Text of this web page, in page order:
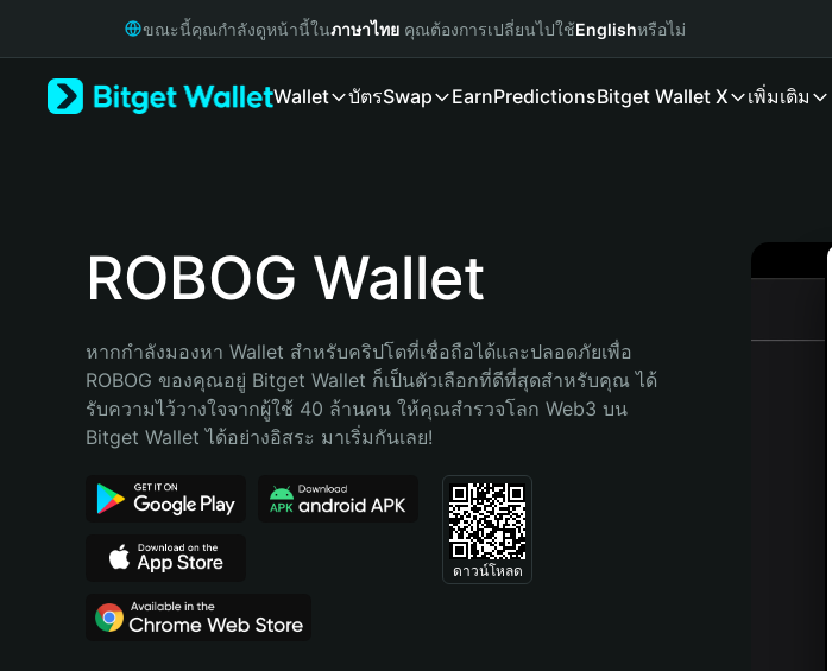
Русский
Bahasa Indonesia
Português (Brasil)
ขณะนี้คุณกำลังดูหน้านี้ในภาษาไทย คุณต้องการเปลี่ยนไปใช้Englishหรือไม่
Wallet บัตรSwap EarnPredictionsBitget Wallet X เพิ่มเติม
ROBOG Wallet
หากกำลังมองหา Wallet สำหรับคริปโตที่เชื่อถือได้และปลอดภัยเพื่อ
ROBOG ของคุณอยู่ Bitget Wallet ก็เป็นตัวเลือกที่ดีที่สุดสำหรับคุณ ได้
รับความไว้วางใจจากผู้ใช้ 40 ล้านคน ให้คุณสำรวจโลก Web3 บน
Bitget Wallet ได้อย่างอิสระ มาเริ่มกันเลย!
ดาวน์โหลด